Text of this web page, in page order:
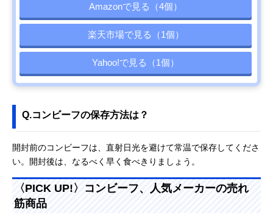
Amazonで見る（4個）
楽天市場で見る（1個）
Yahoo!で見る（1個）
Q.コンビーフの保存方法は？
開封前のコンビーフは、直射日光を避けて常温で保存してくださ
い。開封後は、なるべく早く食べきりましょう。
〈PICK UP!〉コンビーフ、人気メーカーの売れ
筋商品